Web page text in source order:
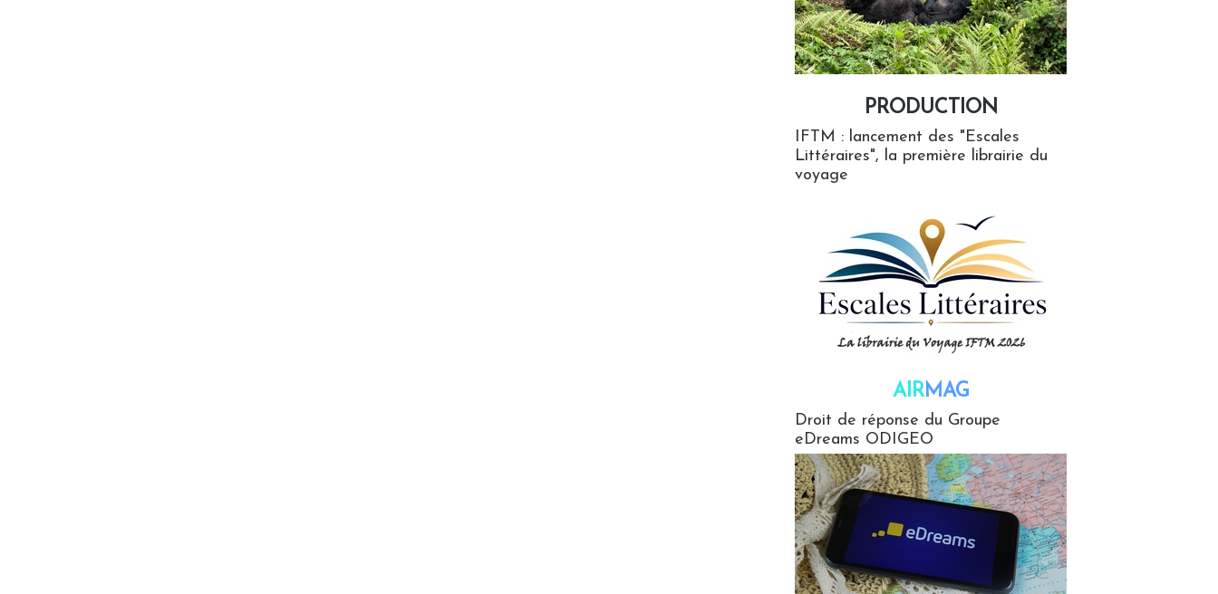
PRODUCTION
IFTM : lancement des "Escales
Littéraires", la première librairie du
voyage
AIRMAG
Droit de réponse du Groupe
eDreams ODIGEO